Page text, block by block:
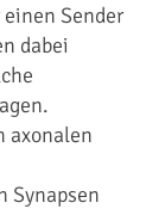
Sender
dabei
axonalen
Synapsen